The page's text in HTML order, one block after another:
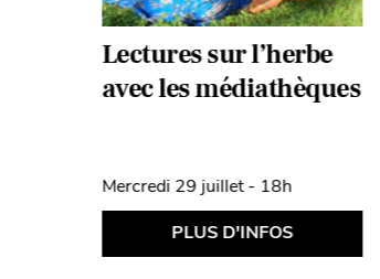
Lectures sur l’herbe
avec les médiathèques
Mercredi 29 juillet - 18h
PLUS D'INFOS